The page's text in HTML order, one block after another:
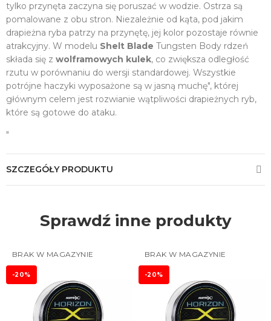
tylko przynęta zaczyna się poruszać w wodzie. Ostrza są
pomalowane z obu stron. Niezależnie od kąta, pod jakim
drapieżna ryba patrzy na przynętę, jej kolor pozostaje równie
atrakcyjny. W modelu Shelt Blade Tungsten Body rdzeń
składa się z wolframowych kulek, co zwiększa odległość
rzutu w porównaniu do wersji standardowej. Wszystkie
potrójne haczyki wyposażone są w jasną muchę", której
głównym celem jest rozwianie wątpliwości drapieżnych ryb,
które są gotowe do ataku.
"
SZCZEGÓŁY PRODUKTU
Sprawdź inne produkty
BRAK W MAGAZYNIE
-20%
BRAK W MAGAZYNIE
-20%